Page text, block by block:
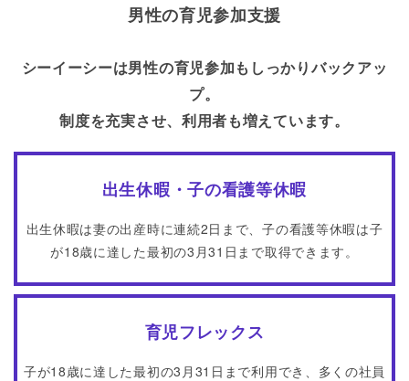
男性の育児参加支援
シーイーシーは男性の育児参加もしっかりバックアッ
プ。
制度を充実させ、利用者も増えています。
出生休暇・子の看護等休暇
出生休暇は妻の出産時に連続2日まで、子の看護等休暇は子
が18歳に達した最初の3月31日まで取得できます。
育児フレックス
子が18歳に達した最初の3月31日まで利用でき、多くの社員